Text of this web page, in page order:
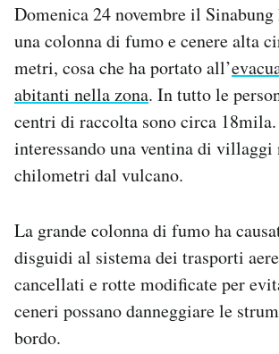
Domenica 24 novembre il
una colonna di fumo e cenere alta
metri, cosa che ha portato all’
abitanti nella zona. In tutto le
centri di raccolta sono circa 18mila.
interessando una ventina di
chilometri dal vulcano.
La grande colonna di fumo ha
disguidi al sistema dei trasporti
cancellati e rotte modificate per
ceneri possano danneggiare le
bordo.